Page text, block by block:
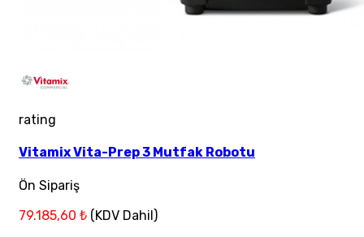
rating
Vitamix Vita-Prep 3 Mutfak Robotu
Ön Sipariş
79.185,60 ₺ (KDV Dahil)